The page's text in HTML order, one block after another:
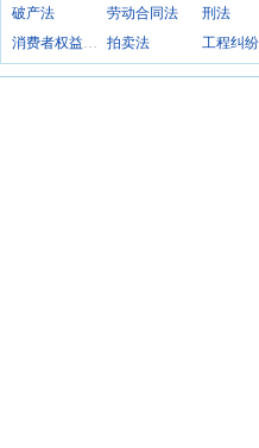
破产法 劳动合同法 刑法
消费者权益保护法
拍卖法 工程纠纷